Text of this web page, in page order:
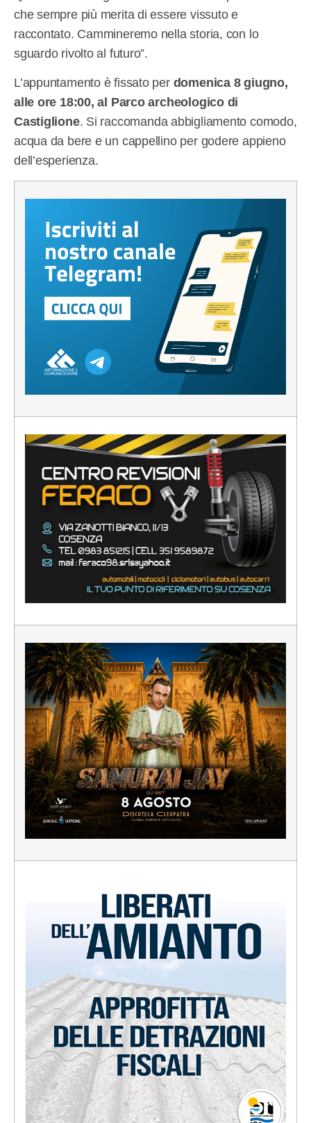
che sempre più merita di essere vissuto e
raccontato. Cammineremo nella storia, con lo
sguardo rivolto al futuro”.
L’appuntamento è fissato per domenica 8 giugno,
alle ore 18:00, al Parco archeologico di
Castiglione. Si raccomanda abbigliamento comodo,
acqua da bere e un cappellino per godere appieno
dell’esperienza.